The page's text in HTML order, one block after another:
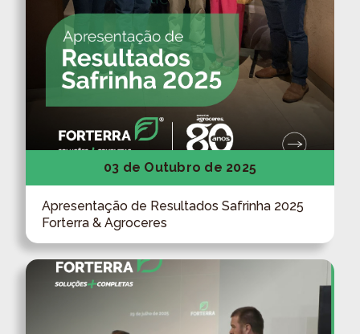
03 de Outubro de 2025
Apresentação de Resultados Safrinha 2025
Forterra & Agroceres